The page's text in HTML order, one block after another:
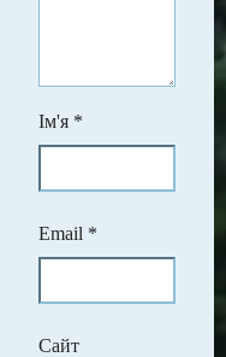
Ім'я *
Email *
Сайт